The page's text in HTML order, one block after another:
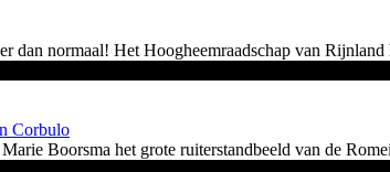
normaal! Het Hoogheemraadschap van
Corbulo
Boorsma het grote ruiterstandbeeld van de